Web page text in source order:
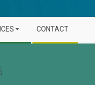
CONTACT